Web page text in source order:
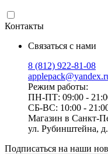
Контакты
Связаться с нами
8 (812) 922-81-08
Режим работы:
ПН-ПТ: 09:00 -
СБ-ВС: 10:00 -
Магазин в Санкт-
ул. Рубинштейна,
Подписаться на наши